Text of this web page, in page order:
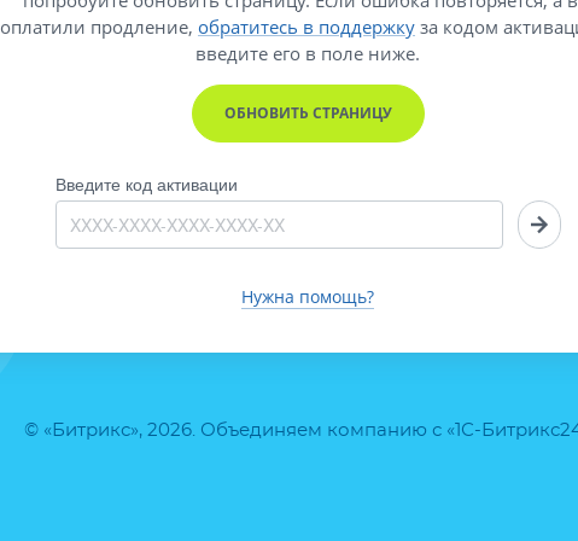
© «Битрикс», 2026. Объединяем компанию с «1С-
оплатили продление, обратитесь в поддержку за кодом
введите его в поле ниже.
ОБНОВИТЬ СТРАНИЦУ
Введите код активации
Нужна помощь?